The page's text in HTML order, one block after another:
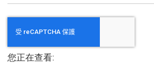
您正在查看: